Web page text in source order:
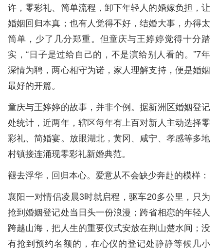
许，零彩礼、简单流程，卸下年轻人的婚嫁负担，让
婚姻回归本真；也有人觉得不好，结婚大事，办得太
简单，少了几分郑重。但童庆与王婷婷觉得十分踏
实，“日子是过给自己的，不是演给别人看的。”7年
深情为聘，两心相守为诺，家人理解支持，便是婚姻
最好的开篇。
童庆与王婷婷的故事，并非个例。据新洲区婚姻登记
处统计，近两年，辖区每年有上百对新人主动选择零
彩礼、简婚宴。放眼湖北，黄冈、咸宁、孝感等多地
村镇接连涌现零彩礼新婚典范。
褪去浮华，回归本心。爱意从不会缺少奔赴的模样：
襄阳一对情侣凌晨3时就启程，驱车20多公里，只为
抢到婚姻登记处当日头一份浪漫；跨省相恋的年轻人
跨越山海，把人生的重要仪式安放在荆山楚水间；没
有抢到预约名额的，在心仪的登记处静静等候几小